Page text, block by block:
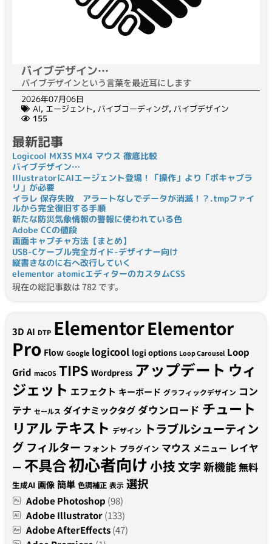
バイブデザイン…
バイブデザインという言葉を最近耳にします
2026年07月06日
AI, エージェント, バイブコーディング, バイブデザイン
155
最新記事
Logicool MX3S MX4 マウス 徹底比較
バイブデザイン…
IllustratorにAIエージェント登場！「操作」より「ボキャブラ
リ」が必要
イラレ 保存失敗 アラートなしでデータが消滅！？.tmpファイ
ルから完全復旧する手順
新たな防災気象情報の警報に使われている色
Adobe CCの値段
画面キャプチャ方法【まとめ】
USB-Cケーブル完全ガイド-デザイナー向け
縦書きなのに右へ改行していく
elementor atomicエディターのカスタムCSS
現在の総記事数は 782 です。
3D AI DTP ElementorElementor
Pro Flow Google logicool logi options Loop Carousel Loop
Grid macOS TIPS Wordpress アップデート ウィ
ジェット エフェクト キーボード グラフィックデザイン コン
テナ セールス ダイナミックタグダウンロード チュート
リアルテキスト デザイン トラブルシューティン
グ フィルター フォント プラグイン マウス メニュー レイヤ
ー 不具合初心者向け小技文字新機能無料
生成AI 画像 簡単 色調補正 表示 選択
Adobe Photoshop (98)
Adobe Illustrator(133)
Adobe AfterEffects(47)